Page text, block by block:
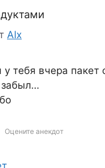
Alx
тебя вчера пакет
забыл…
Оцените анекдот